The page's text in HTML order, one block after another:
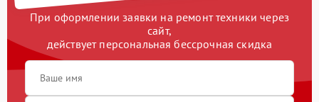
При оформлении заявки на ремонт техники через
сайт,
действует персональная бессрочная скидка